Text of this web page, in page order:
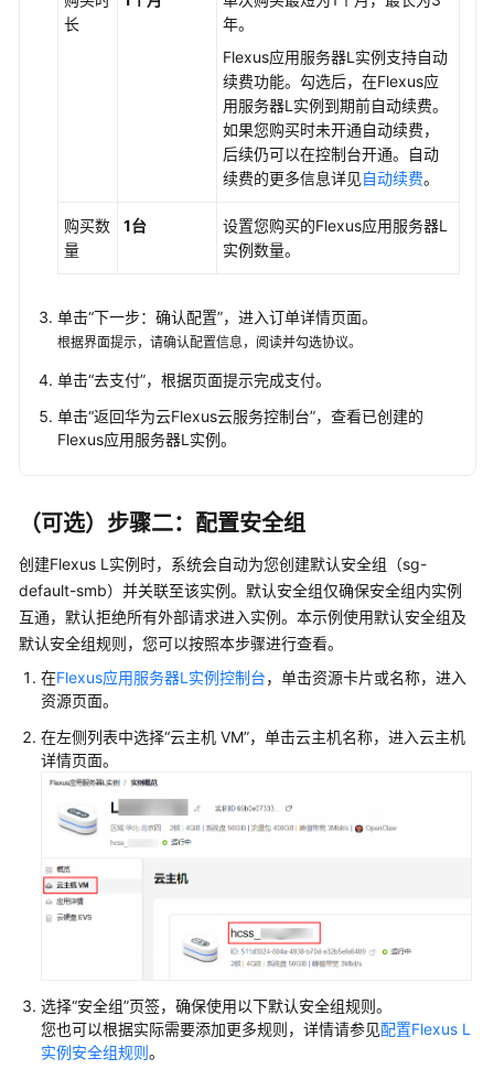
AI
使
用
搭
建
AI
手
（企
业
微
使
用
OpenClaw
搭
建
个
AI
使
用
长
年。
Flexus应用服务器L实例支持自动
续费功能。勾选后，在Flexus应
用服务器L实例到期前自动续费。
如果您购买时未开通自动续费，
后续仍可以在控制台开通。自动
续费的更多信息详见自动续费。
购买数
量
1台 设置您购买的Flexus应用服务器L
实例数量。
单击“下一步：确认配置”，进入订单详情页面。
根据界面提示，请确认配置信息，阅读并勾选协议。
单击“去支付”，根据页面提示完成支付。
单击“返回华为云Flexus云服务控制台”，查看已创建的
Flexus应用服务器L实例。
（可选）步骤二：配置安全组
创建Flexus L实例时，系统会自动为您创建默认安全组（sg-
default-smb）并关联至该实例。默认安全组仅确保安全组内实例
互通，默认拒绝所有外部请求进入实例。本示例使用默认安全组及
默认安全组规则，您可以按照本步骤进行查看。
在Flexus应用服务器L实例控制台，单击资源卡片或名称，进入
资源页面。
在左侧列表中选择“云主机 VM”，单击云主机名称，进入云主机
详情页面。
选择“安全组”页签，确保使用以下默认安全组规则。
您也可以根据实际需要添加更多规则，详情请参见配置Flexus L
实例安全组规则。